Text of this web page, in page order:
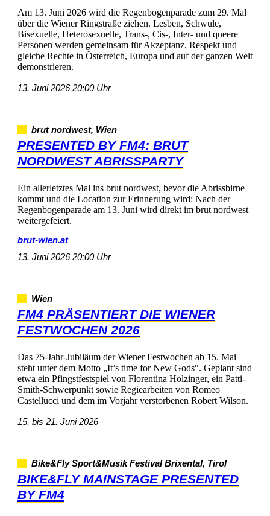
Am13.Juni2026wirddieRegenbogenparadezum29.Mal
überdieWienerRingstraßeziehen.Lesben,Schwule,
Bisexuelle,Heterosexuelle,Trans-,Cis-,Inter-undqueere
PersonenwerdengemeinsamfürAkzeptanz,Respektund
gleicheRechteinÖsterreich,EuropaundaufderganzenWelt
demonstrieren.
13.Juni202620:00Uhr
brutnordwest,Wien
PRESENTEDBYFM4:BRUT
NORDWESTABRISSPARTY
EinallerletztesMalinsbrutnordwest,bevordieAbrissbirne
kommtunddieLocationzurErinnerungwird:Nachder
Regenbogenparadeam13.Juniwirddirektimbrutnordwest
weitergefeiert.
brut-wien.at
13.Juni202620:00Uhr
Wien
FM4PRÄSENTIERTDIEWIENER
FESTWOCHEN2026
Das75-Jahr-JubiläumderWienerFestwochenab15.Mai
stehtunterdemMotto„It’stimeforNewGods“.Geplantsind
etwaeinPfingstfestspielvonFlorentinaHolzinger,einPatti-
Smith-SchwerpunktsowieRegiearbeitenvonRomeo
CastellucciunddemimVorjahrverstorbenenRobertWilson.
15.bis21.Juni2026
Bike&FlySport&MusikFestivalBrixental,Tirol
BIKE&FLYMAINSTAGEPRESENTED
BYFM4